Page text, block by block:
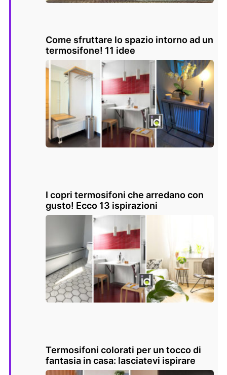
Come sfruttare lo spazio intorno ad un
termosifone! 11 idee
I copri termosifoni che arredano con
gusto! Ecco 13 ispirazioni
Termosifoni colorati per un tocco di
fantasia in casa: lasciatevi ispirare